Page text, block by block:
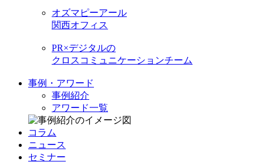
オズマピーアール
関西オフィス
PR×デジタルの
クロスコミュニケーションチーム
事例・アワード
事例紹介
アワード一覧
コラム
ニュース
セミナー